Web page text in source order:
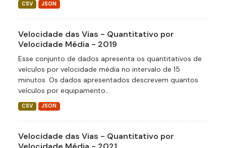
CSV JSON
Velocidade das Vias - Quantitativo por
Velocidade Média - 2019
Esse conjunto de dados apresenta os quantitativos de
veículos por velocidade média no intervalo de 15
minutos. Os dados apresentados descrevem quantos
veículos por equipamento...
CSV JSON
Velocidade das Vias - Quantitativo por